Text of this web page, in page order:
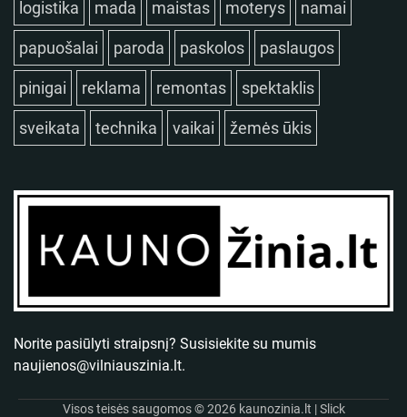
logistika mada maistas moterys namai
papuošalai paroda paskolos paslaugos
pinigai reklama remontas spektaklis
sveikata technika vaikai žemės ūkis
Norite pasiūlyti straipsnį? Susisiekite su mumis
naujienos@vilniauszinia.lt.
Visos teisės saugomos © 2026 kaunozinia.lt | Slick